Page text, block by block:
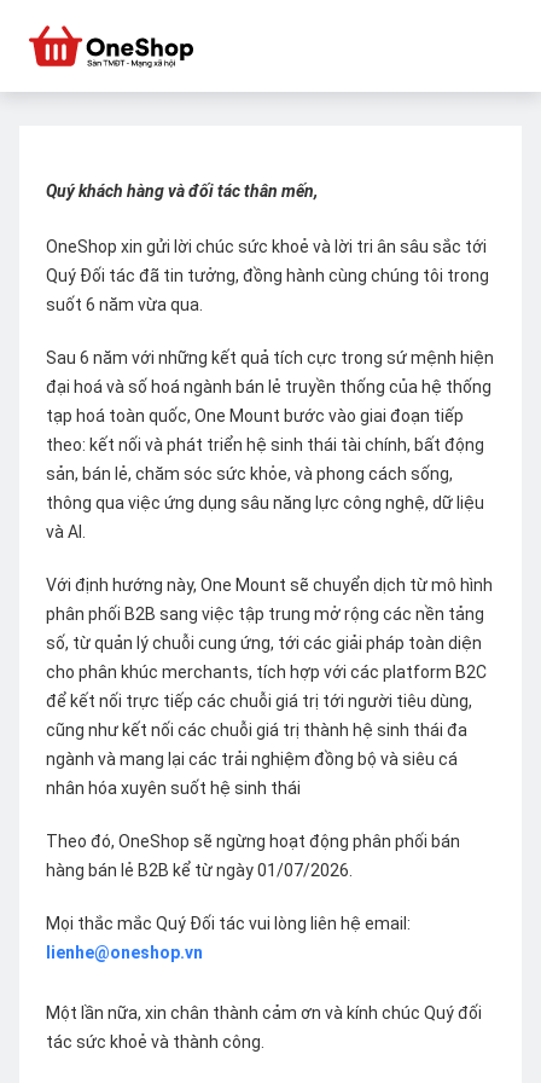
Quý khách hàng và đối tác thân mến,
OneShop xin gửi lời chúc sức khoẻ và lời tri ân sâu sắc tới
Quý Đối tác đã tin tưởng, đồng hành cùng chúng tôi trong
suốt 6 năm vừa qua.
Sau 6 năm với những kết quả tích cực trong sứ mệnh hiện
đại hoá và số hoá ngành bán lẻ truyền thống của hệ thống
tạp hoá toàn quốc, One Mount bước vào giai đoạn tiếp
theo: kết nối và phát triển hệ sinh thái tài chính, bất động
sản, bán lẻ, chăm sóc sức khỏe, và phong cách sống,
thông qua việc ứng dụng sâu năng lực công nghệ, dữ liệu
và AI.
Với định hướng này, One Mount sẽ chuyển dịch từ mô hình
phân phối B2B sang việc tập trung mở rộng các nền tảng
số, từ quản lý chuỗi cung ứng, tới các giải pháp toàn diện
cho phân khúc merchants, tích hợp với các platform B2C
để kết nối trực tiếp các chuỗi giá trị tới người tiêu dùng,
cũng như kết nối các chuỗi giá trị thành hệ sinh thái đa
ngành và mang lại các trải nghiệm đồng bộ và siêu cá
nhân hóa xuyên suốt hệ sinh thái
Theo đó, OneShop sẽ ngừng hoạt động phân phối bán
hàng bán lẻ B2B kể từ ngày 01/07/2026.
Mọi thắc mắc Quý Đối tác vui lòng liên hệ email:
lienhe@oneshop.vn
Một lần nữa, xin chân thành cảm ơn và kính chúc Quý đối
tác sức khoẻ và thành công.